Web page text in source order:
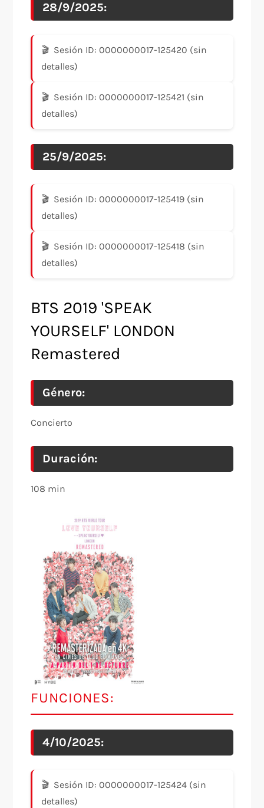
28/9/2025:
Sesión ID: 0000000017-125420 (sin
detalles)
Sesión ID: 0000000017-125421 (sin
detalles)
25/9/2025:
Sesión ID: 0000000017-125419 (sin
detalles)
Sesión ID: 0000000017-125418 (sin
detalles)
BTS 2019 'SPEAK
YOURSELF' LONDON
Remastered
Género:
Concierto
Duración:
108 min
FUNCIONES:
4/10/2025:
Sesión ID: 0000000017-125424 (sin
detalles)